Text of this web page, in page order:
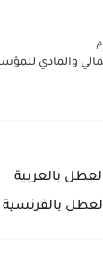
والمادي
العطل بالعربية
العطل